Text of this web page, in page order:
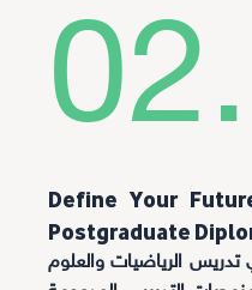
02.
Define Your
Postgraduate
تدريس الرياضيات والعلوم